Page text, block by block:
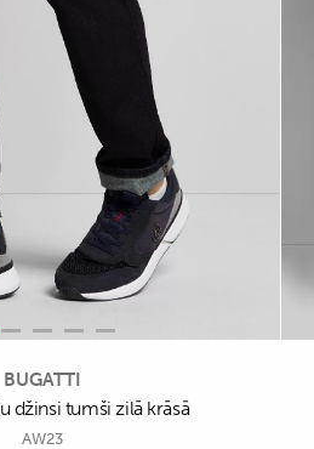
BUGATTI
džinsi tumši zilā krāsā
AW23